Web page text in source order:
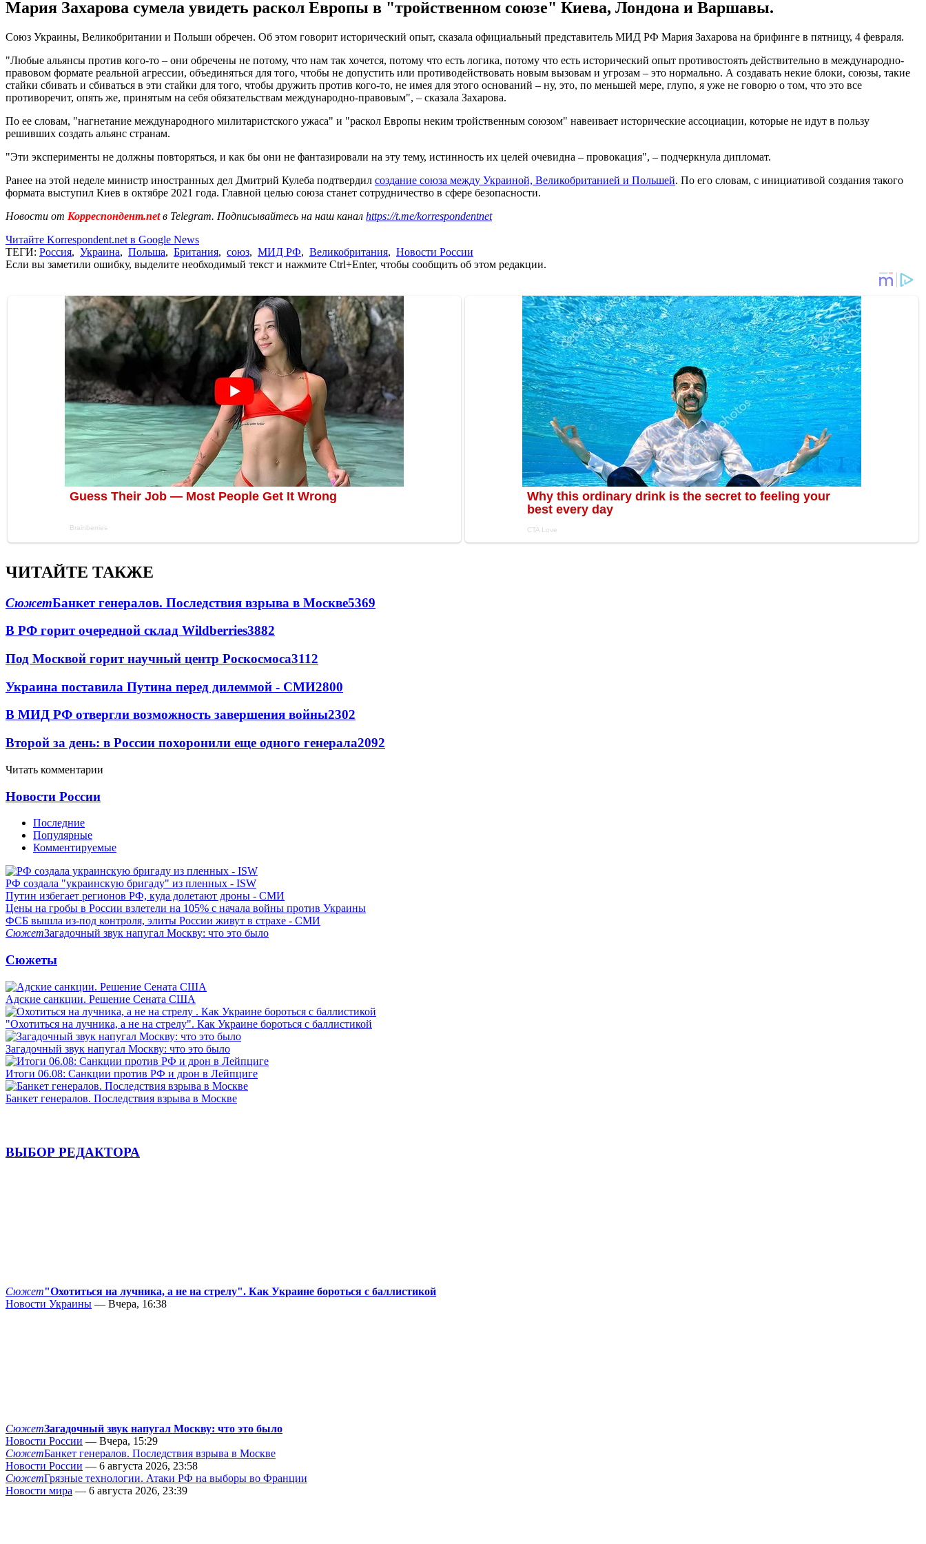
Мария Захарова сумела увидеть раскол Европы в "тройственном союзе" Киева, Лондона и Варшавы.
Союз Украины, Великобритании и Польши обречен. Об этом говорит исторический опыт, сказала официальный представитель МИД РФ Мария Захарова на брифинге в пятницу, 4 февраля.
"Любые альянсы против кого-то – они обречены не потому, что нам так хочется, потому что есть логика, потому что есть исторический опыт противостоять действительно в международно-
правовом формате реальной агрессии, объединяться для того, чтобы не допустить или противодействовать новым вызовам и угрозам – это нормально. А создавать некие блоки, союзы, такие
стайки сбивать и сбиваться в эти стайки для того, чтобы дружить против кого-то, не имея для этого оснований – ну, это, по меньшей мере, глупо, я уже не говорю о том, что это все
противоречит, опять же, принятым на себя обязательствам международно-правовым", – сказала Захарова.
По ее словам, "нагнетание международного милитаристского ужаса" и "раскол Европы неким тройственным союзом" навеивает исторические ассоциации, которые не идут в пользу
решивших создать альянс странам.
"Эти эксперименты не должны повторяться, и как бы они не фантазировали на эту тему, истинность их целей очевидна – провокация", – подчеркнула дипломат.
Ранее на этой неделе министр иностранных дел Дмитрий Кулеба подтвердил создание союза между Украиной, Великобританией и Польшей. По его словам, с инициативой создания такого
формата выступил Киев в октябре 2021 года. Главной целью союза станет сотрудничество в сфере безопасности.
Новости от Корреспондент.netв Telegram. Подписывайтесь на наш канал https://t.me/korrespondentnet
Читайте Korrespondent.net в Google News
ТЕГИ: Россия, Украина, Польша, Британия, союз, МИД РФ, Великобритания, Новости России
Если вы заметили ошибку, выделите необходимый текст и нажмите Ctrl+Enter, чтобы сообщить об этом редакции.
ЧИТАЙТЕ ТАКЖЕ
СюжетБанкет генералов. Последствия взрыва в Москве5369
В РФ горит очередной склад Wildberries3882
Под Москвой горит научный центр Роскосмоса3112
Украина поставила Путина перед дилеммой - СМИ2800
В МИД РФ отвергли возможность завершения войны2302
Второй за день: в России похоронили еще одного генерала2092
Читать комментарии
Новости России
Последние
Популярные
Комментируемые
РФ создала "украинскую бригаду" из пленных - ISW
Путин избегает регионов РФ, куда долетают дроны - СМИ
Цены на гробы в России взлетели на 105% с начала войны против Украины
ФСБ вышла из-под контроля, элиты России живут в страхе - СМИ
СюжетЗагадочный звук напугал Москву: что это было
Сюжеты
Адские санкции. Решение Сената США
"Охотиться на лучника, а не на стрелу". Как Украине бороться с баллистикой
Загадочный звук напугал Москву: что это было
Итоги 06.08: Санкции против РФ и дрон в Лейпциге
Банкет генералов. Последствия взрыва в Москве
ВЫБОР РЕДАКТОРА
Сюжет"Охотиться на лучника, а не на стрелу". Как Украине бороться с баллистикой
Новости Украины — Вчера, 16:38
СюжетЗагадочный звук напугал Москву: что это было
Новости России — Вчера, 15:29
СюжетБанкет генералов. Последствия взрыва в Москве
Новости России — 6 августа 2026, 23:58
СюжетГрязные технологии. Атаки РФ на выборы во Франции
Новости мира — 6 августа 2026, 23:39